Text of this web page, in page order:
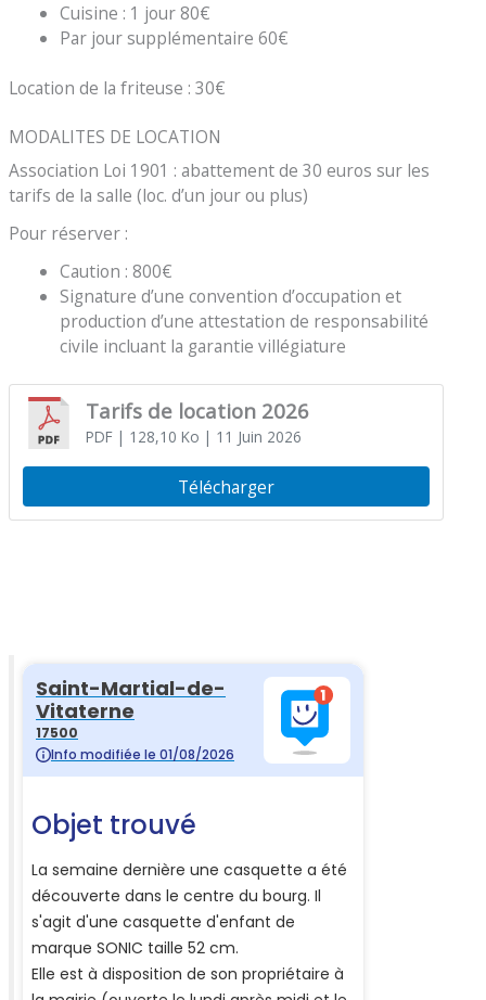
Cuisine : 1 jour 80€
Par jour supplémentaire 60€
Location de la friteuse : 30€
MODALITES DE LOCATION
Association Loi 1901 : abattement de 30 euros sur les
tarifs de la salle (loc. d’un jour ou plus)
Pour réserver :
Caution : 800€
Signature d’une convention d’occupation et
production d’une attestation de responsabilité
civile incluant la garantie villégiature
Tarifs de location 2026
PDF| 128,10 Ko | 11 Juin 2026
Télécharger